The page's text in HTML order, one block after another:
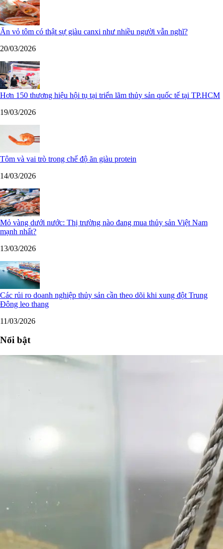
Ăn vỏ tôm có thật sự giàu canxi như nhiều người vẫn nghĩ?
20/03/2026
Hơn 150 thương hiệu hội tụ tại triển lãm thủy sản quốc tế tại TP.HCM
19/03/2026
Tôm và vai trò trong chế độ ăn giàu protein
14/03/2026
Mỏ vàng dưới nước: Thị trường nào đang mua thủy sản Việt Nam
mạnh nhất?
13/03/2026
Các rủi ro doanh nghiệp thủy sản cần theo dõi khi xung đột Trung
Đông leo thang
11/03/2026
Nổi bật